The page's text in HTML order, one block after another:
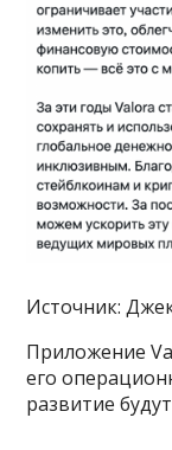
Источник:
Приложение
его
развитие